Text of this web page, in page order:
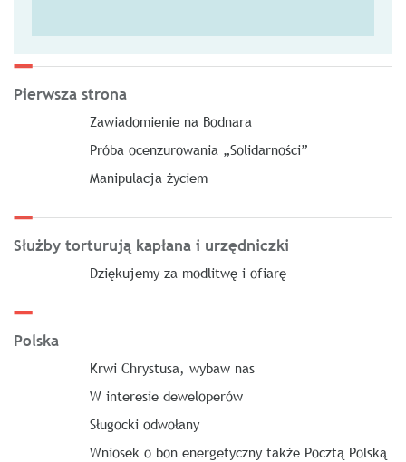
Pierwsza strona
Zawiadomienie na Bodnara
Próba ocenzurowania „Solidarności”
Manipulacja życiem
Służby torturują kapłana i urzędniczki
Dziękujemy za modlitwę i ofiarę
Polska
Krwi Chrystusa, wybaw nas
W interesie deweloperów
Sługocki odwołany
Wniosek o bon energetyczny także Pocztą Polską